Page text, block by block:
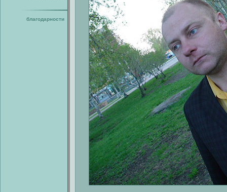
благодарности